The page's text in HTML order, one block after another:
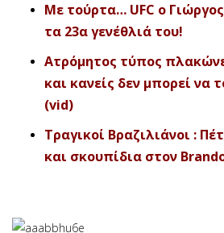
Με τούρτα… UFC ο
τα 23α γενέθλιά του!
Ατρόμητος τύπος
και κανείς δεν μπορεί να
(vid)
Τραγικοί Βραζιλιάνοι :
και σκουπίδια στον